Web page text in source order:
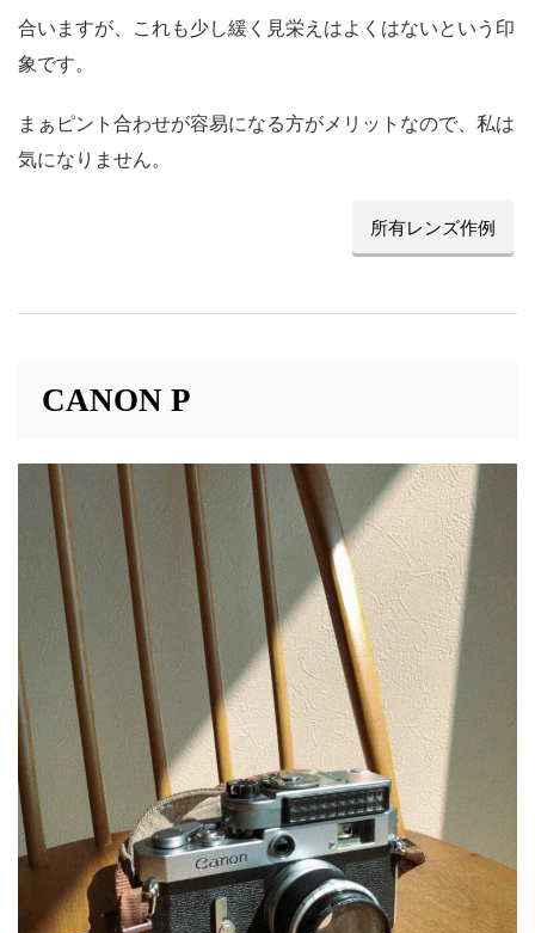
合いますが、これも少し緩く見栄えはよくはないという印
象です。
まぁピント合わせが容易になる方がメリットなので、私は
気になりません。
所有レンズ作例
CANON P